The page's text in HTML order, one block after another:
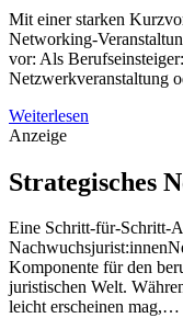
Mit einer starken
Networking-
vor: Als
Netzwerkveranstaltung
Weiterlesen
Anzeige
Strategisches
Eine Schritt-für-Schritt-
Komponente für den
juristischen Welt.
leicht erscheinen mag,…